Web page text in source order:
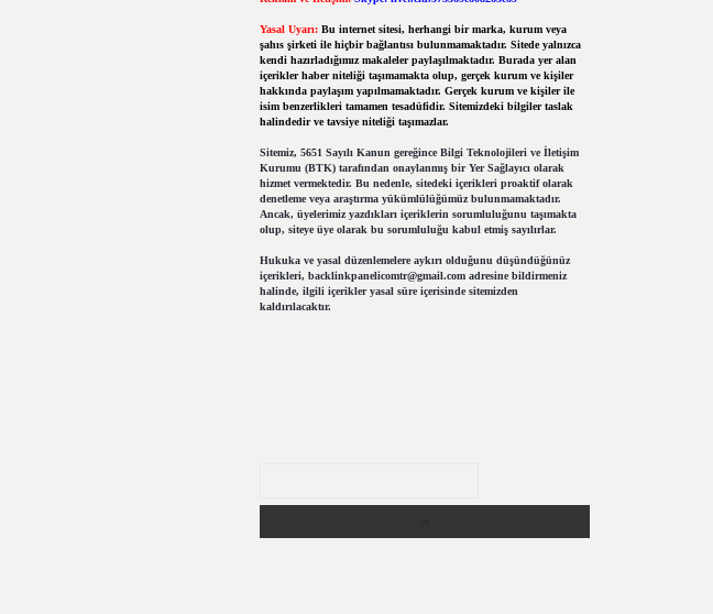
Yasal Uyarı: Bu internet sitesi, herhangi bir marka, kurum veya
şahıs şirketi ile hiçbir bağlantısı bulunmamaktadır. Sitede yalnızca
kendi hazırladığımız makaleler paylaşılmaktadır. Burada yer alan
içerikler haber niteliği taşımamakta olup, gerçek kurum ve kişiler
hakkında paylaşım yapılmamaktadır. Gerçek kurum ve kişiler ile
isim benzerlikleri tamamen tesadüfidir. Sitemizdeki bilgiler taslak
halindedir ve tavsiye niteliği taşımazlar.
Sitemiz, 5651 Sayılı Kanun gereğince Bilgi Teknolojileri ve İletişim
Kurumu (BTK) tarafından onaylanmış bir Yer Sağlayıcı olarak
hizmet vermektedir. Bu nedenle, sitedeki içerikleri proaktif olarak
denetleme veya araştırma yükümlülüğümüz bulunmamaktadır.
Ancak, üyelerimiz yazdıkları içeriklerin sorumluluğunu taşımakta
olup, siteye üye olarak bu sorumluluğu kabul etmiş sayılırlar.
Hukuka ve yasal düzenlemelere aykırı olduğunu düşündüğünüz
içerikleri, backlinkpanelicomtr@gmail.comadresine bildirmeniz
halinde, ilgili içerikler yasal süre içerisinde sitemizden
kaldırılacaktır.